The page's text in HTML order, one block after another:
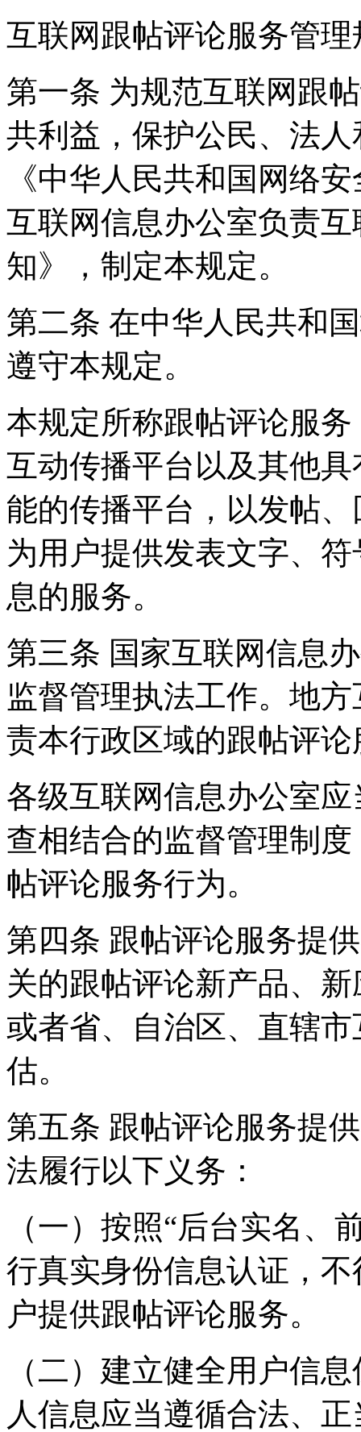
互联网跟帖评论服务管理
第一条 为规范互联网跟
共利益，保护公民、法
《中华人民共和国网络
互联网信息办公室负责
知》，制定本规定。
第二条 在中华人民共和
遵守本规定。
本规定所称跟帖评论服
互动传播平台以及其他
能的传播平台，以发帖
为用户提供发表文字、
息的服务。
第三条 国家互联网信息
监督管理执法工作。地
责本行政区域的跟帖评
各级互联网信息办公室
查相结合的监督管理制
帖评论服务行为。
第四条 跟帖评论服务提
关的跟帖评论新产品、
或者省、自治区、直辖
估。
第五条 跟帖评论服务提
法履行以下义务：
（一）按照“后台实名、
行真实身份信息认证，
户提供跟帖评论服务。
（二）建立健全用户信
人信息应当遵循合法、